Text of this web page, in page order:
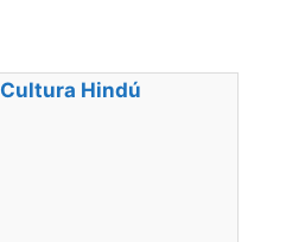
Cultura Hindú